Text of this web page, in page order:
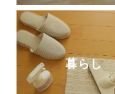
暮らし